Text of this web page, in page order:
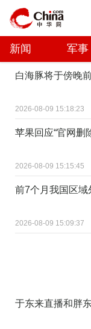
新闻 军事
白海豚将于傍晚
2026-08-09 15:18:23
苹果回应“官网删
2026-08-09 15:15:45
前7个月我国区域
2026-08-09 15:09:37
于东来直播和胖